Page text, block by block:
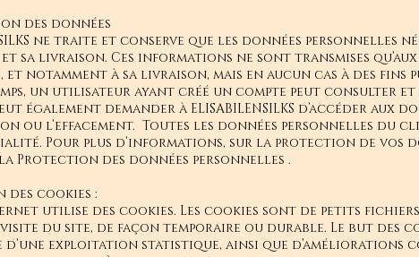
des données
ne traite et conserve que les données personnelles
sa livraison. Ces informations ne sont transmises
et notamment à sa livraison, mais en aucun cas à des fins
un utilisateur ayant créé un compte peut consulter et
également demander à ELISABILENSILKS d’accéder
ou l’effacement. Toutes les données personnelles du
Pour plus d’informations, sur la protection de vos
Protection des données personnelles .
cookies :
utilise des cookies. Les cookies sont de petits
du site, de façon temporaire ou durable. Le but des
d’une exploitation statistique, ainsi que d’améliorations